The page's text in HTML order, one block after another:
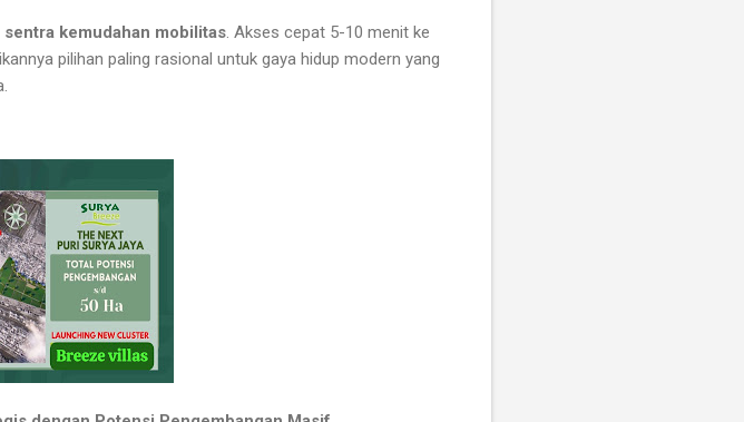
sentra kemudahan mobilitas . Akses cepat 5-10 menit ke
pilihan paling rasional untuk gaya hidup modern yang